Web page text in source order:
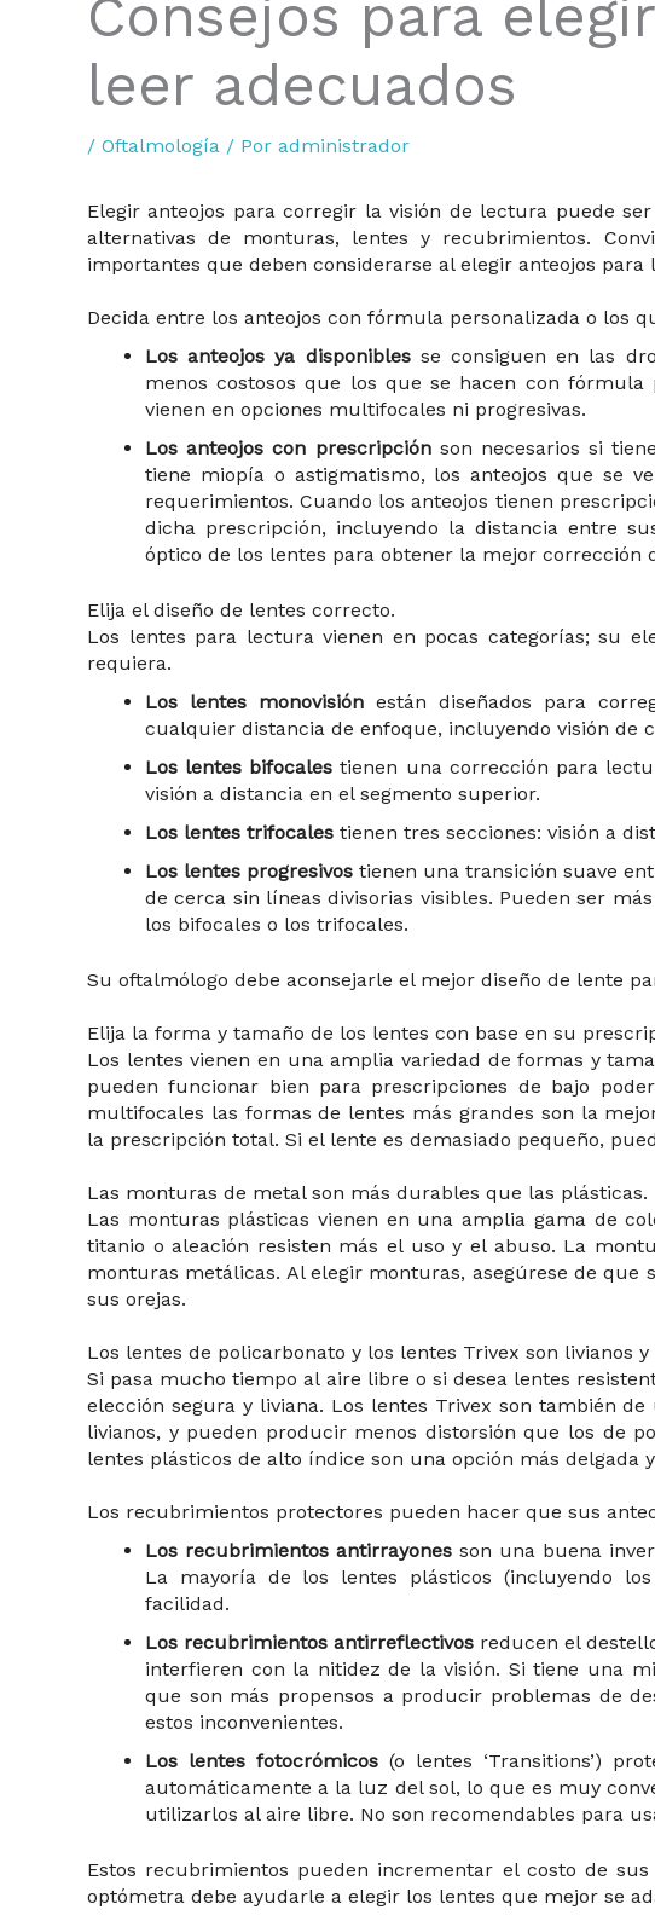
Consejos para
leer adecuados
/ Oftalmología / Por administrador
Elegir anteojos para corregir la visión de lectura puede
alternativas de monturas, lentes y recubrimientos.
importantes que deben considerarse al elegir anteojos para
Decida entre los anteojos con fórmula personalizada o los
Los anteojos ya disponiblesse consiguen en las
menos costosos que los que se hacen con fórmula
vienen en opciones multifocales ni progresivas.
Los anteojos con prescripciónson necesarios si
tiene miopía o astigmatismo, los anteojos que se
requerimientos. Cuando los anteojos tienen
dicha prescripción, incluyendo la distancia entre
óptico de los lentes para obtener la mejor corrección
Elija el diseño de lentes correcto.
Los lentes para lectura vienen en pocas categorías; su
requiera.
Los lentes monovisión están diseñados para
cualquier distancia de enfoque, incluyendo visión de
Los lentes bifocales tienen una corrección para
visión a distancia en el segmento superior.
Los lentes trifocales tienen tres secciones: visión a
Los lentes progresivos tienen una transición suave
de cerca sin líneas divisorias visibles. Pueden ser
los bifocales o los trifocales.
Su oftalmólogo debe aconsejarle el mejor diseño de lente
Elija la forma y tamaño de los lentes con base en su
Los lentes vienen en una amplia variedad de formas y
pueden funcionar bien para prescripciones de bajo
multifocales las formas de lentes más grandes son la
la prescripción total. Si el lente es demasiado pequeño,
Las monturas de metal son más durables que las plásticas.
Las monturas plásticas vienen en una amplia gama de
titanio o aleación resisten más el uso y el abuso. La
monturas metálicas. Al elegir monturas, asegúrese de que
sus orejas.
Los lentes de policarbonato y los lentes Trivex son livianos
Si pasa mucho tiempo al aire libre o si desea lentes
elección segura y liviana. Los lentes Trivex son también
livianos, y pueden producir menos distorsión que los de
lentes plásticos de alto índice son una opción más delgada
Los recubrimientos protectores pueden hacer que sus
Los recubrimientos antirrayones son una buena
La mayoría de los lentes plásticos (incluyendo
facilidad.
Los recubrimientos antirreflectivos reducen el
interfieren con la nitidez de la visión. Si tiene una
que son más propensos a producir problemas de
estos inconvenientes.
Los lentes fotocrómicos (o lentes ‘Transitions’)
automáticamente a la luz del sol, lo que es muy
utilizarlos al aire libre. No son recomendables para
Estos recubrimientos pueden incrementar el costo de
optómetra debe ayudarle a elegir los lentes que mejor se